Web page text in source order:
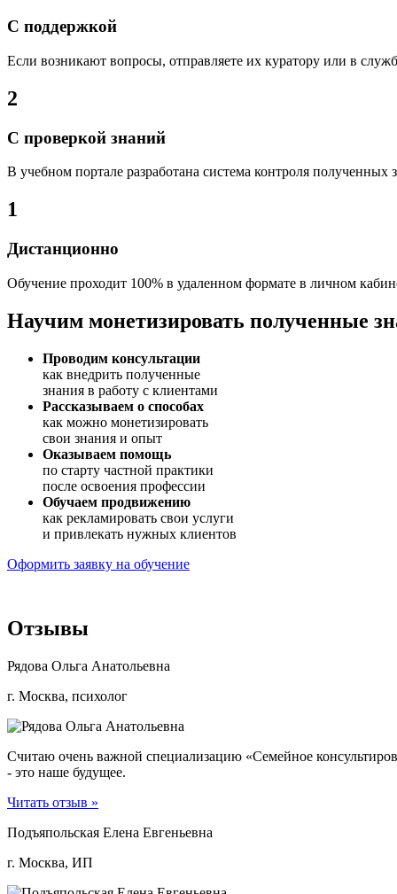
С поддержкой
Если возникают вопросы, отправляете их куратору или в
2
С проверкой знаний
В учебном портале разработана система контроля полученных
1
Дистанционно
Обучение проходит 100% в удаленном формате в личном
Научим монетизировать полученные
Проводим консультации
как внедрить полученные
знания в работу с клиентами
Рассказываем о способах
как можно монетизировать
свои знания и опыт
Оказываем помощь
по старту частной практики
после освоения профессии
Обучаем продвижению
как рекламировать свои услуги
и привлекать нужных клиентов
Оформить заявку на обучение
Отзывы
Рядова Ольга Анатольевна
г. Москва, психолог
Считаю очень важной специализацию «Семейное
- это наше будущее.
Читать отзыв »
Подъяпольская Елена Евгеньевна
г. Москва, ИП